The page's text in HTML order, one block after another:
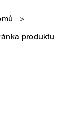
>
produktu